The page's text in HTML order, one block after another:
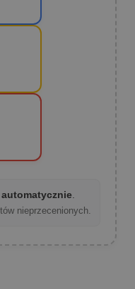
automatycznie
nieprzecenionych.